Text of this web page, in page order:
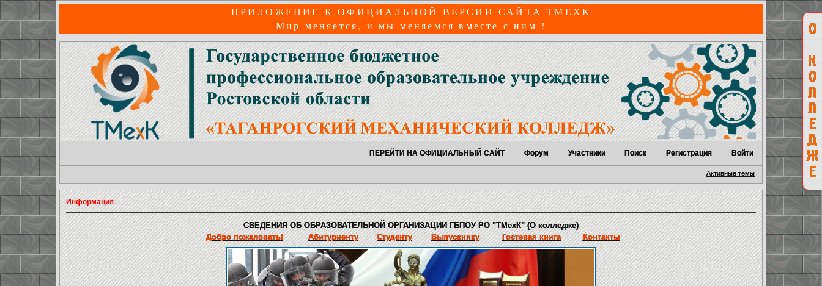
ПРИЛОЖЕНИЕ К ОФИЦИАЛЬНОЙ ВЕРСИИ САЙТА ТМЕХК
Мир меняется, и мы меняемся вместе с ним !
ПЕРЕЙТИ НА ОФИЦИАЛЬНЫЙ САЙТ Форум Участники Поиск Регистрация Войти
Активные темы
Информация
СВЕДЕНИЯ ОБ ОБРАЗОВАТЕЛЬНОЙ ОРГАНИЗАЦИИ ГБПОУ РО "ТМехК" (О колледже)
Добро пожаловать!
Абитуриенту Студенту Выпускнику Гостевая книга Контакты